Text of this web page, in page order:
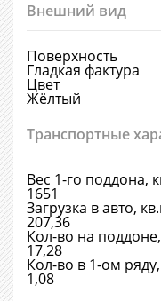
Внешний вид
Поверхность
Гладкая фактура
Цвет
Жёлтый
Транспортные
Вес 1-го поддона,
1651
Загрузка в авто,
207,36
Кол-во на
17,28
Кол-во в 1-ом
1,08